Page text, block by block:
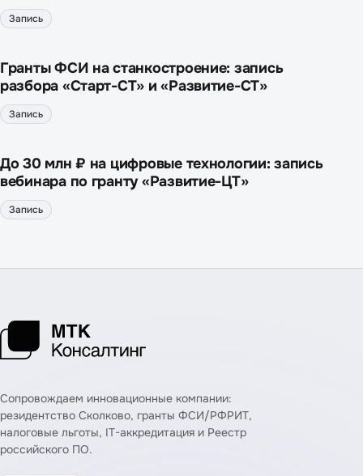
Запись
Гранты ФСИ на станкостроение: запись
разбора «Старт-СТ» и «Развитие-СТ»
Запись
До 30 млн ₽ на цифровые технологии: запись
вебинара по гранту «Развитие-ЦТ»
Запись
Сопровождаем инновационные компании:
резидентство Сколково, гранты ФСИ/РФРИТ,
налоговые льготы, IT-аккредитация и Реестр
российского ПО.